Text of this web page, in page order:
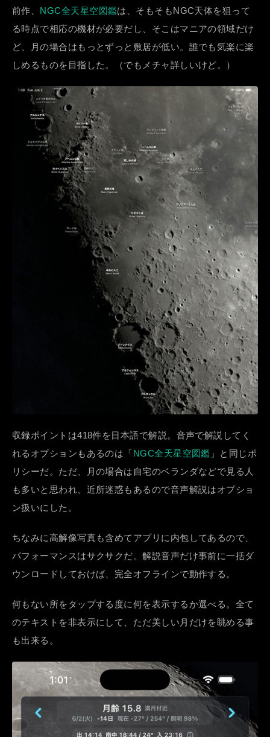
前作、 NGC全天星空図鑑は、そもそもNGC天体を狙って
る時点で相応の機材が必要だし、そこはマニアの領域だけ
ど、月の場合はもっとずっと敷居が低い。誰でも気楽に楽
しめるものを目指した。（でもメチャ詳しいけど。）
収録ポイントは418件を日本語で解説。音声で解説してく
れるオプションもあるのは「NGC全天星空図鑑 」と同じポ
リシーだ。ただ、月の場合は自宅のベランダなどで見る人
も多いと思われ、近所迷惑もあるので音声解説はオプショ
ン扱いにした。
ちなみに高解像写真も含めてアプリに内包してあるので、
パフォーマンスはサクサクだ。解説音声だけ事前に一括ダ
ウンロードしておけば、完全オフラインで動作する。
何もない所をタップする度に何を表示するか選べる。全て
のテキストを非表示にして、ただ美しい月だけを眺める事
も出来る。